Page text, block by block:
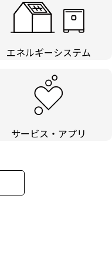
エネルギーシステム
サービス・アプリ